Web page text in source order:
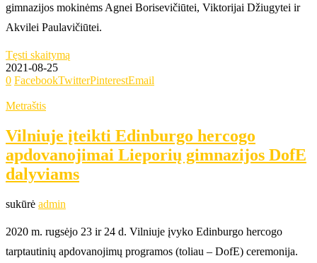
gimnazijos mokinėms Agnei Borisevičiūtei, Viktorijai Džiugytei ir
Akvilei Paulavičiūtei.
Tęsti skaitymą
2021-08-25
0 FacebookTwitterPinterestEmail
Metraštis
Vilniuje įteikti Edinburgo hercogo
apdovanojimai Lieporių gimnazijos DofE
dalyviams
sukūrė admin
2020 m. rugsėjo 23 ir 24 d. Vilniuje įvyko Edinburgo hercogo
tarptautinių apdovanojimų programos (toliau – DofE) ceremonija.